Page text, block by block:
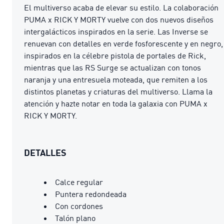
El multiverso acaba de elevar su estilo. La colaboración
PUMA x RICK Y MORTY vuelve con dos nuevos diseños
intergalácticos inspirados en la serie. Las Inverse se
renuevan con detalles en verde fosforescente y en negro,
inspirados en la célebre pistola de portales de Rick,
mientras que las RS Surge se actualizan con tonos
naranja y una entresuela moteada, que remiten a los
distintos planetas y criaturas del multiverso. Llama la
atención y hazte notar en toda la galaxia con PUMA x
RICK Y MORTY.
DETALLES
Calce regular
Puntera redondeada
Con cordones
Talón plano